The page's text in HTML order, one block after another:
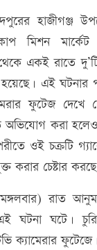
হাজীগঞ্জ
মিশন
একই রাতে
এই ঘটনার
ফুটেজ
অভিযোগ করা
ওই চক্রটি
করার চেষ্টার
রাত
ঘটনা ঘটে।
ক্যামেরার ফুটেজে।